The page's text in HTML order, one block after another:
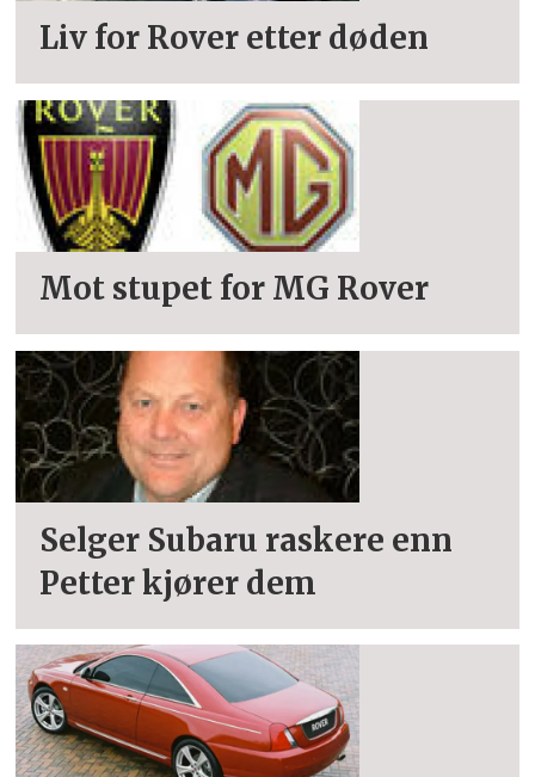
Liv for Rover etter døden
Mot stupet for MG Rover
Selger Subaru raskere enn
Petter kjører dem